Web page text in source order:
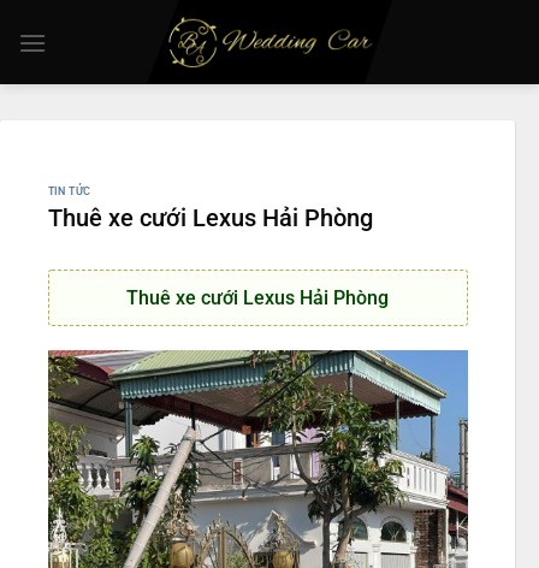
đến
TIN TỨC
Thuê xe cưới Lexus Hải Phòng
Thuê xe cưới Lexus Hải Phòng